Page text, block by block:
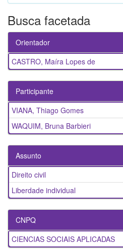
Busca facetada
Orientador
CASTRO, Maíra Lopes de
Participante
VIANA, Thiago Gomes
WAQUIM, Bruna Barbieri
Assunto
Direito civil
Liberdade individual
CNPQ
CIENCIAS SOCIAIS APLICADAS